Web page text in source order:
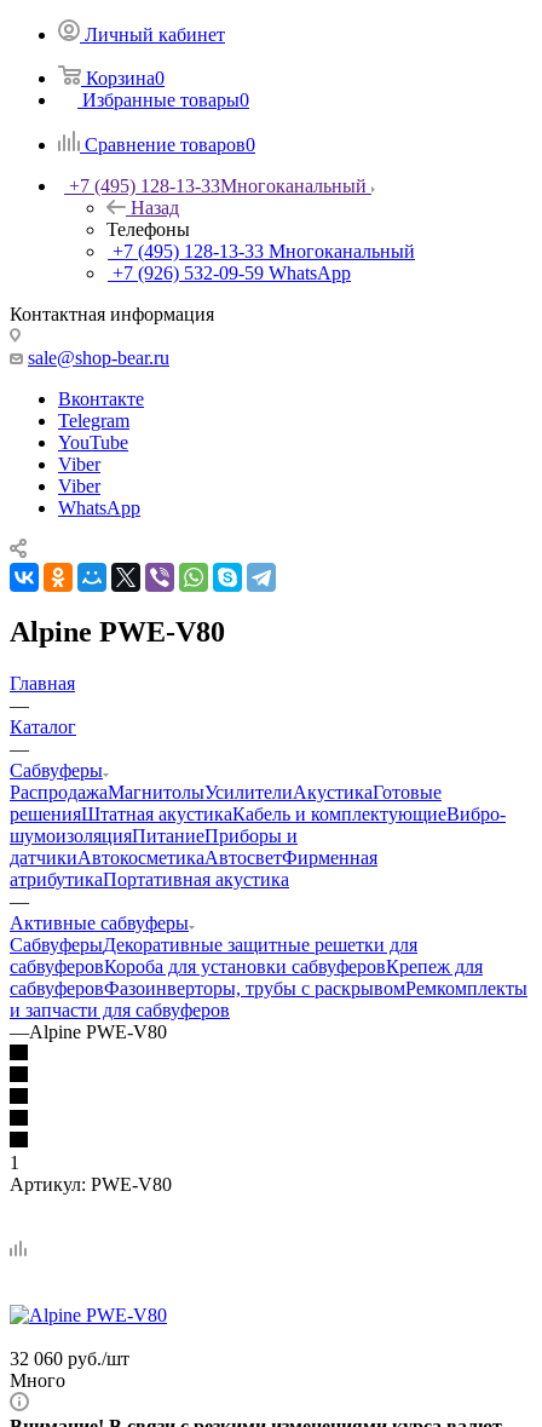
Личный кабинет
Корзина0
Избранные товары0
Сравнение товаров0
+7 (495) 128-13-33Многоканальный
Назад
Телефоны
+7 (495) 128-13-33 Многоканальный
+7 (926) 532-09-59 WhatsApp
Контактная информация
sale@shop-bear.ru
Вконтакте
Telegram
YouTube
Viber
Viber
WhatsApp
Alpine PWE-V80
Главная
—
Каталог
—
Сабвуферы
РаспродажаМагнитолыУсилителиАкустикаГотовые
решенияШтатная акустикаКабель и комплектующиеВибро-
шумоизоляцияПитаниеПриборы и
датчикиАвтокосметикаАвтосветФирменная
атрибутикаПортативная акустика
—
Активные сабвуферы
СабвуферыДекоративные защитные решетки для
сабвуферовКороба для установки сабвуферовКрепеж для
сабвуферовФазоинверторы, трубы с раскрывомРемкомплекты
и запчасти для сабвуферов
—Alpine PWE-V80
1
Артикул: PWE-V80
32 060 руб./шт
Много